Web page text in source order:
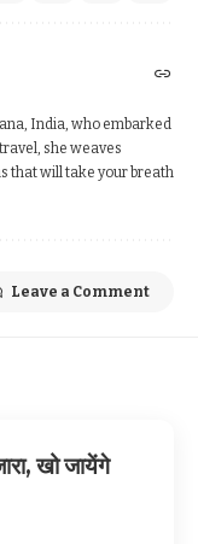
India, who embarked
she weaves
that will take your breath
Leave a Comment
खो जायेंगे